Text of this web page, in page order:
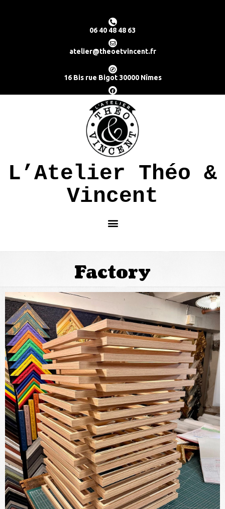
06 40 48 48 63
atelier@theoetvincent.fr
16 Bis rue Bigot 30000 Nîmes
L’Atelier Théo &
Vincent
Factory